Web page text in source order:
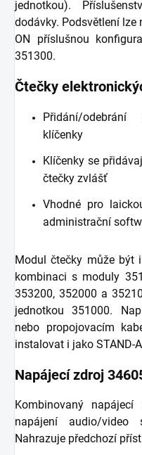
jednotkou).
dodávky. Podsvětlení
ON příslušnou
351300.
Čtečky
Přidání/
klíčenky
Klíčenky se
čtečky zvlášť
Vhodné pro
administrační
Modul čtečky může být
kombinaci s moduly
353200, 352000 a
jednotkou 351000.
nebo propojovacím
instalovat i jako STAND-
Napájecí zdroj
Kombinovaný
napájení audio/
Nahrazuje předchozí